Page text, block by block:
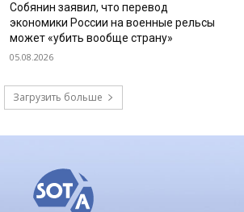
Собянин заявил, что перевод
экономики России на военные рельсы
может «убить вообще страну»
05.08.2026
Загрузить больше